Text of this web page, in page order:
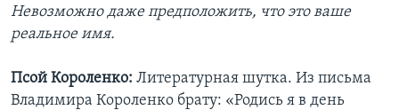
Невозможно даже предположить, что это ваше
реальное имя.
Псой Короленко: Литературная шутка. Из письма
Владимира Короленко брату: «Родись я в день